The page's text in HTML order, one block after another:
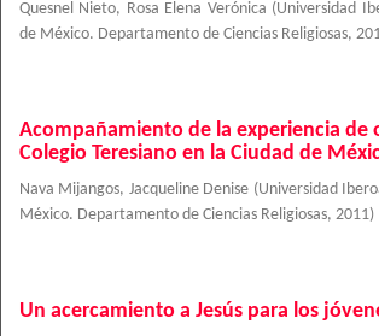
Quesnel Nieto, Rosa Elena Verónica (Universidad
de México. Departamento de Ciencias Religiosas,
Acompañamiento de la experiencia de
Colegio Teresiano en la Ciudad de
Nava Mijangos, Jacqueline Denise (Universidad
México. Departamento de Ciencias Religiosas, 2011)
Un acercamiento a Jesús para los